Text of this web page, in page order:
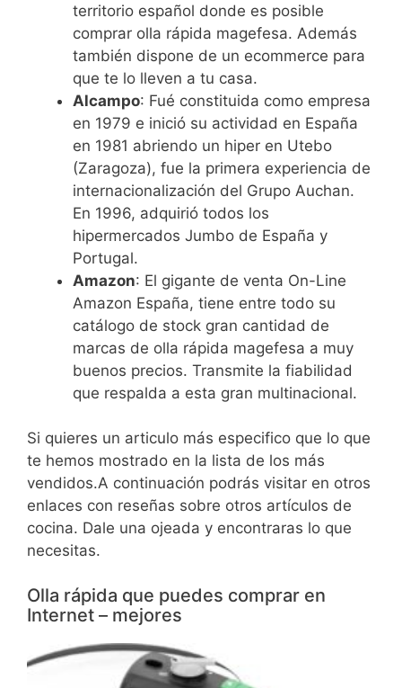
territorio español donde es posible
comprar olla rápida magefesa. Además
también dispone de un ecommerce para
que te lo lleven a tu casa.
Alcampo: Fué constituida como empresa
en 1979 e inició su actividad en España
en 1981 abriendo un hiper en Utebo
(Zaragoza), fue la primera experiencia de
internacionalización del Grupo Auchan.
En 1996, adquirió todos los
hipermercados Jumbo de España y
Portugal.
Amazon: El gigante de venta On-Line
Amazon España, tiene entre todo su
catálogo de stock gran cantidad de
marcas de olla rápida magefesa a muy
buenos precios. Transmite la fiabilidad
que respalda a esta gran multinacional.
Si quieres un articulo más especifico que lo que
te hemos mostrado en la lista de los más
vendidos.A continuación podrás visitar en otros
enlaces con reseñas sobre otros artículos de
cocina. Dale una ojeada y encontraras lo que
necesitas.
Olla rápida que puedes comprar en
Internet – mejores